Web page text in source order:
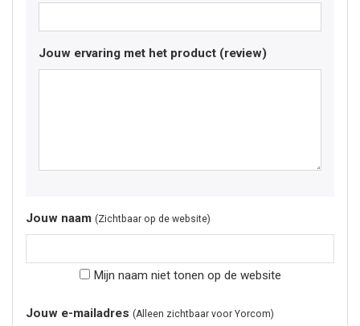
Jouw ervaring met het product (review)
Jouw naam (Zichtbaar op de website)
Mijn naam niet tonen op de website
Jouw e-mailadres (Alleen zichtbaar voor Yorcom)